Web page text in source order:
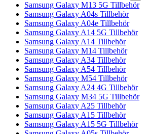
Samsung Galaxy M13 5G Tillbehör
Samsung Galaxy A04s Tillbehör
Samsung Galaxy A04e Tillbehör
Samsung Galaxy A14 5G Tillbehör
Samsung Galaxy A14 Tillbehör
Samsung Galaxy M14 Tillbehör
Samsung Galaxy A34 Tillbehör
Samsung Galaxy A54 Tillbehör
Samsung Galaxy M54 Tillbehör
Samsung Galaxy A24 4G Tillbehör
Samsung Galaxy M34 5G Tillbehör
Samsung Galaxy A25 Tillbehör
Samsung Galaxy A15 Tillbehör
Samsung Galaxy A15 5G Tillbehör